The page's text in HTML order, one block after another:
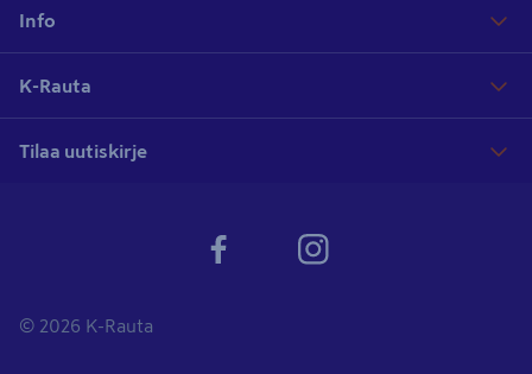
Info
K-Rauta
Tilaa uutiskirje
© 2026 K-Rauta